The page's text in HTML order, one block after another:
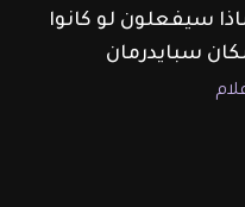
سيفعلون لو كانوا
سبايدرمان